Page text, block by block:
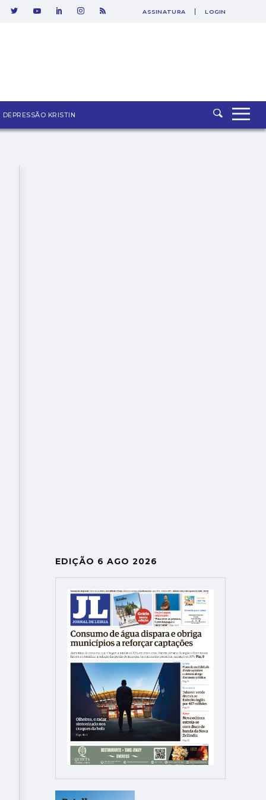
SAIR
ASSINATURA LOGIN
DEPRESSÃO KRISTIN
EDIÇÃO 6 AGO 2026